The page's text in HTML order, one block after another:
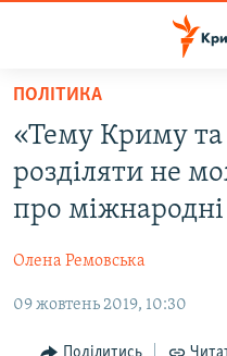
Перейти
основного
матеріалу
Перейти
до
основної
Перейти
ВОДА.КРИМ
ВІДЕО ТА ФОТО
БЛОГИ
ПОГЛЯД
ІНТЕРВ'Ю
ПОЛІТИКА
«Тему Криму
розділяти не
про
Олена Ремовська
09 жовтень 2019, 10:30